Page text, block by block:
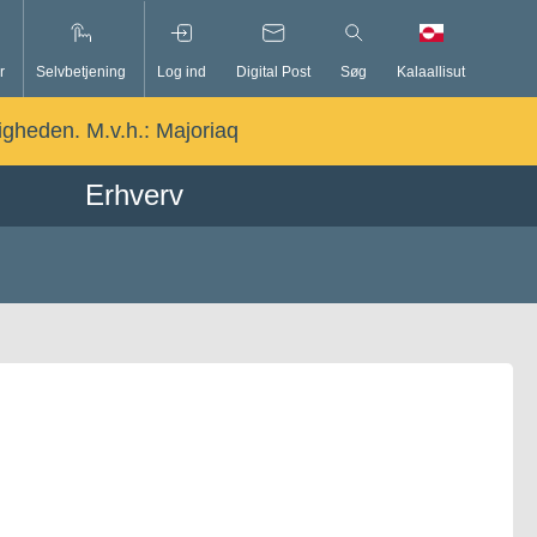
Selvbetjening Log ind Digital Post Søg Kalaallisut
M.v.h.: Majoriaq
Erhverv